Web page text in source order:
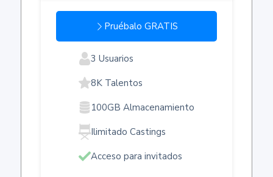
Pruébalo GRATIS
3 Usuarios
8K Talentos
100GB Almacenamiento
Ilimitado Castings
Acceso para invitados